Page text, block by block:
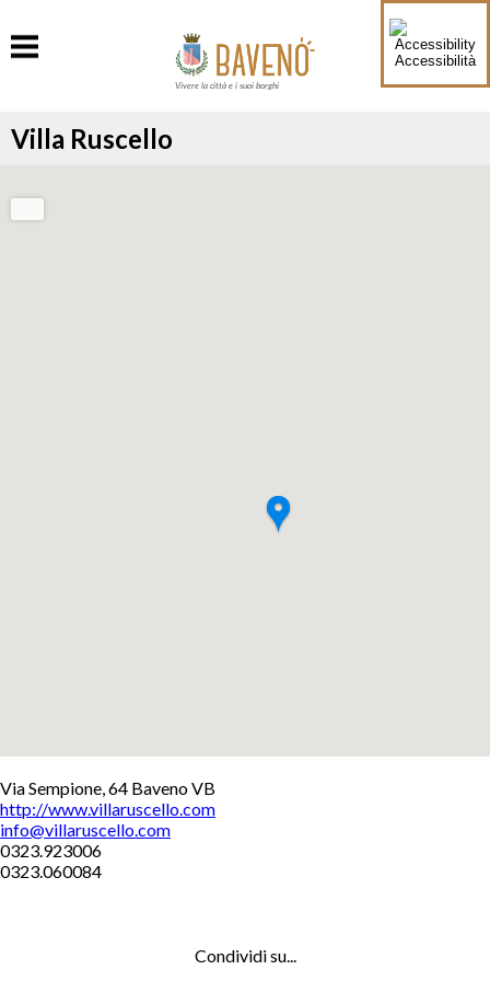
Accessibilità
Vivere la città e i suoi borghi
Villa Ruscello
+
−
Via Sempione, 64 Baveno VB
http://www.villaruscello.com
info@villaruscello.com
0323.923006
0323.060084
Condividi su...